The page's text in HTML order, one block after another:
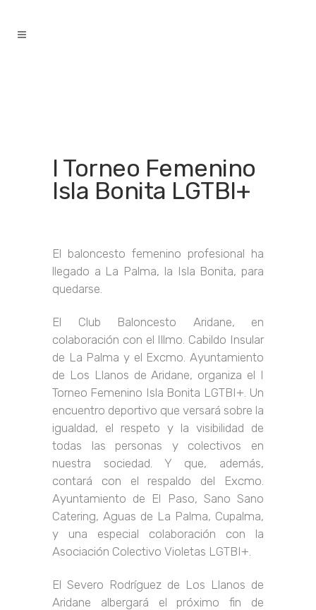
I Torneo Femenino
Isla Bonita LGTBI+
El baloncesto femenino profesional ha
llegado a La Palma, la Isla Bonita, para
quedarse.
El Club Baloncesto Aridane, en
colaboración con el Illmo. Cabildo Insular
de La Palma y el Excmo. Ayuntamiento
de Los Llanos de Aridane, organiza el I
Torneo Femenino Isla Bonita LGTBI+. Un
encuentro deportivo que versará sobre la
igualdad, el respeto y la visibilidad de
todas las personas y colectivos en
nuestra sociedad. Y que, además,
contará con el respaldo del Excmo.
Ayuntamiento de El Paso, Sano Sano
Catering, Aguas de La Palma, Cupalma,
y una especial colaboración con la
Asociación Colectivo Violetas LGTBI+.
El Severo Rodríguez de Los Llanos de
Aridane albergará el próximo fin de